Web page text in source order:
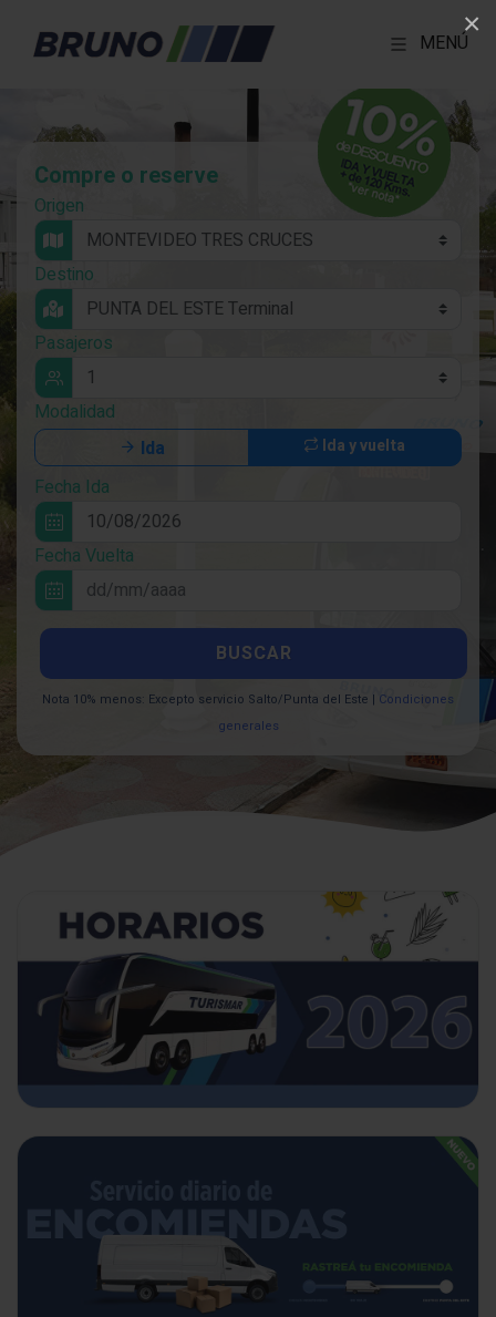
×
MENÚ
Compre o reserve
Origen
Destino
Pasajeros
Modalidad
Ida
Ida y vuelta
Fecha Ida
Fecha Vuelta
BUSCAR
Nota 10% menos: Excepto servicio Salto/Punta del Este | Condiciones
generales